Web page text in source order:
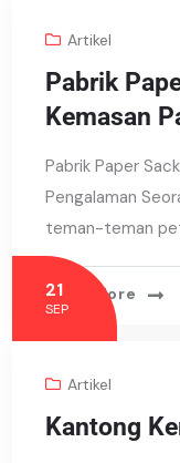
Artikel
Pabrik
Kemasan
Pabrik Paper
Pengalaman
teman-teman
Read More
21
SEP
Artikel
Kantong